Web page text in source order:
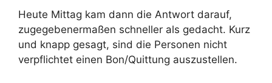
Heute Mittag kam dann die Antwort darauf,
zugegebenermaßen schneller als gedacht. Kurz
und knapp gesagt, sind die Personen nicht
verpflichtet einen Bon/Quittung auszustellen.